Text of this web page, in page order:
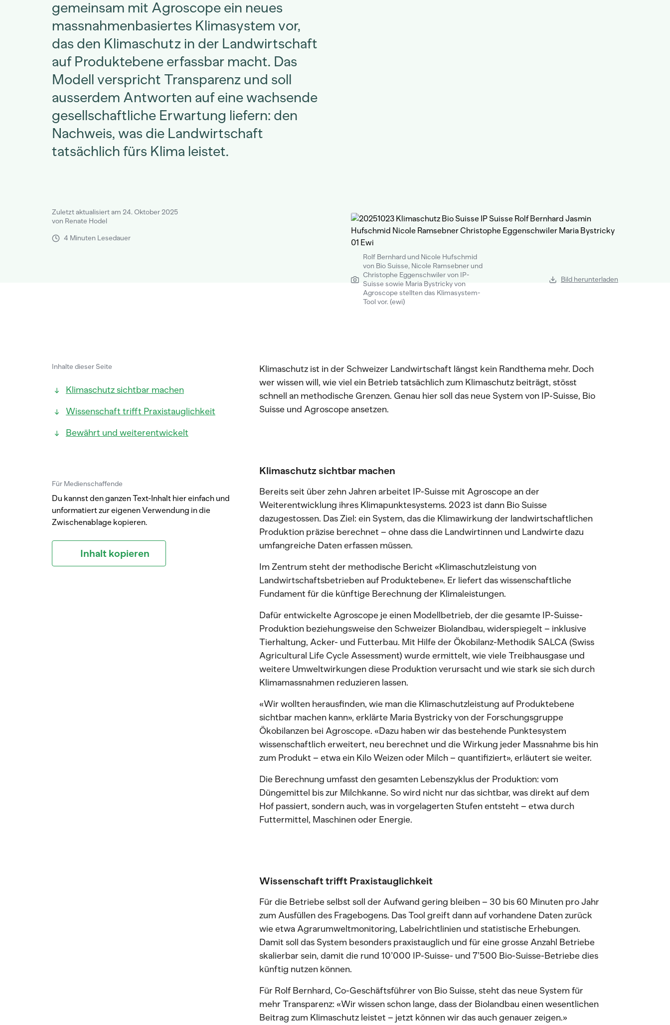
gemeinsam mit Agroscope ein neues
massnahmenbasiertes Klimasystem vor,
das den Klimaschutz in der Landwirtschaft
auf Produktebene erfassbar macht. Das
Modell verspricht Transparenz und soll
ausserdem Antworten auf eine wachsende
gesellschaftliche Erwartung liefern: den
Nachweis, was die Landwirtschaft
tatsächlich fürs Klima leistet.
Zuletzt aktualisiert am 24. Oktober 2025
von Renate Hodel
4 Minuten Lesedauer
Rolf Bernhard und Nicole Hufschmid
von Bio Suisse, Nicole Ramsebner und
Christophe Eggenschwiler von IP-
Suisse sowie Maria Bystricky von
Agroscope stellten das Klimasystem-
Tool vor. (ewi)
Bild herunterladen
Inhalte dieser Seite
Klimaschutz sichtbar machen
Wissenschaft trifft Praxistauglichkeit
Bewährt und weiterentwickelt
Für Medienschaffende
Du kannst den ganzen Text-Inhalt hier einfach und
unformatiert zur eigenen Verwendung in die
Zwischenablage kopieren.
Inhalt kopieren
Klimaschutz ist in der Schweizer Landwirtschaft längst kein Randthema mehr. Doch
wer wissen will, wie viel ein Betrieb tatsächlich zum Klimaschutz beiträgt, stösst
schnell an methodische Grenzen. Genau hier soll das neue System von IP-Suisse, Bio
Suisse und Agroscope ansetzen.
Klimaschutz sichtbar machen
Bereits seit über zehn Jahren arbeitet IP-Suisse mit Agroscope an der
Weiterentwicklung ihres Klimapunktesystems. 2023 ist dann Bio Suisse
dazugestossen. Das Ziel: ein System, das die Klimawirkung der landwirtschaftlichen
Produktion präzise berechnet – ohne dass die Landwirtinnen und Landwirte dazu
umfangreiche Daten erfassen müssen.
Im Zentrum steht der methodische Bericht «Klimaschutzleistung von
Landwirtschaftsbetrieben auf Produktebene». Er liefert das wissenschaftliche
Fundament für die künftige Berechnung der Klimaleistungen.
Dafür entwickelte Agroscope je einen Modellbetrieb, der die gesamte IP-Suisse-
Produktion beziehungsweise den Schweizer Biolandbau, widerspiegelt – inklusive
Tierhaltung, Acker- und Futterbau. Mit Hilfe der Ökobilanz-Methodik SALCA (Swiss
Agricultural Life Cycle Assessment) wurde ermittelt, wie viele Treibhausgase und
weitere Umweltwirkungen diese Produktion verursacht und wie stark sie sich durch
Klimamassnahmen reduzieren lassen.
«Wir wollten herausfinden, wie man die Klimaschutzleistung auf Produktebene
sichtbar machen kann», erklärte Maria Bystricky von der Forschungsgruppe
Ökobilanzen bei Agroscope. «Dazu haben wir das bestehende Punktesystem
wissenschaftlich erweitert, neu berechnet und die Wirkung jeder Massnahme bis hin
zum Produkt – etwa ein Kilo Weizen oder Milch – quantifiziert», erläutert sie weiter.
Die Berechnung umfasst den gesamten Lebenszyklus der Produktion: vom
Düngemittel bis zur Milchkanne. So wird nicht nur das sichtbar, was direkt auf dem
Hof passiert, sondern auch, was in vorgelagerten Stufen entsteht – etwa durch
Futtermittel, Maschinen oder Energie.
Wissenschaft trifft Praxistauglichkeit
Für die Betriebe selbst soll der Aufwand gering bleiben – 30 bis 60 Minuten pro Jahr
zum Ausfüllen des Fragebogens. Das Tool greift dann auf vorhandene Daten zurück
wie etwa Agrarumweltmonitoring, Labelrichtlinien und statistische Erhebungen.
Damit soll das System besonders praxistauglich und für eine grosse Anzahl Betriebe
skalierbar sein, damit die rund 10’000 IP-Suisse- und 7’500 Bio-Suisse-Betriebe dies
künftig nutzen können.
Für Rolf Bernhard, Co-Geschäftsführer von Bio Suisse, steht das neue System für
mehr Transparenz: «Wir wissen schon lange, dass der Biolandbau einen wesentlichen
Beitrag zum Klimaschutz leistet – jetzt können wir das auch genauer zeigen.»